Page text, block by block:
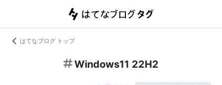
はてなブログ トップ
Windows11 22H2